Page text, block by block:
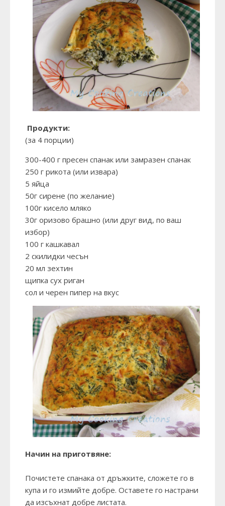
Продукти:
(за 4 порции)
300-400 г пресен спанак или замразен спанак
250 г рикота (или извара)
5 яйца
50г сирене (по желание)
100г кисело мляко
30г оризово брашно (или друг вид, по ваш
избор)
100 г кашкавал
2 скилидки чесън
20 мл зехтин
щипка сух риган
сол и черен пипер на вкус
Начин на приготвяне:
Почистете спанака от дръжките, сложете го в
купа и го измийте добре. Оставете го настрани
да изсъхнат добре листата.